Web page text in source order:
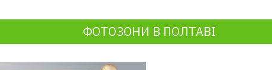
ФОТОЗОНИ В ПОЛТАВІ